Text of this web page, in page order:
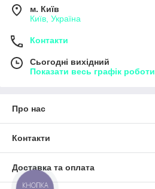
м. Київ
Київ, Україна
Контакти
Сьогодні вихідний
Показати весь графік роботи
Про нас
Контакти
Доставка та оплата
КНОПКА